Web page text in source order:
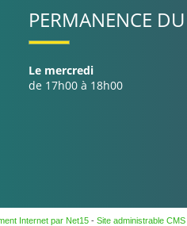
PERMANENCE
Le mercredi
de 17h00 à 18h00
Internet par Net15- Site administrable